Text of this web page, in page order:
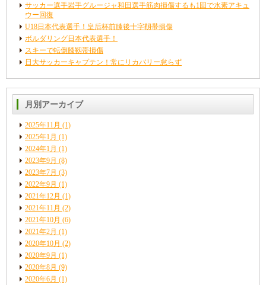
サッカー選手岩手グルージャ和田選手筋肉損傷するも1回で水素アキュ
ウー回復
U18日本代表選手！皇后杯前膝後十字靱帯損傷
ボルダリング日本代表選手！
スキーで転倒膝靱帯損傷
日大サッカーキャプテン！常にリカバリー怠らず
月別アーカイブ
2025年11月 (1)
2025年1月 (1)
2024年1月 (1)
2023年9月 (8)
2023年7月 (3)
2022年9月 (1)
2021年12月 (1)
2021年11月 (2)
2021年10月 (6)
2021年2月 (1)
2020年10月 (2)
2020年9月 (1)
2020年8月 (9)
2020年6月 (1)